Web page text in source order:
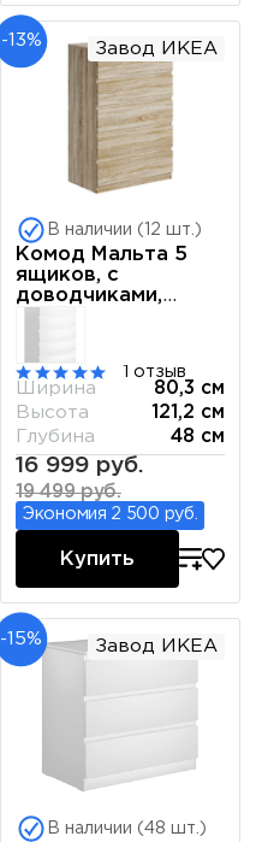
-13% Завод ИКЕА
В наличии (12 шт.)
Комод Мальта 5
ящиков, с
доводчиками,
80х48х121 см, дуб
сонома
1 отзыв
Ширина
80,3 см
Высота
121,2 см
Глубина
48 см
16 999 руб.
19 499 руб.
Экономия 2 500 руб.
Купить
-15% Завод ИКЕА
В наличии (48 шт.)